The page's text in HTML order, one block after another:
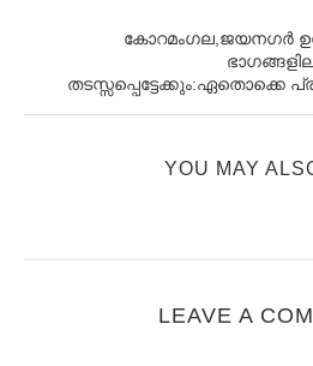
കോറമംഗല,ജയനഗർ
തടസ്സപ്പെട്ടേക്കും:ഏതൊക്കെ
YOU MAY
LEAVE A